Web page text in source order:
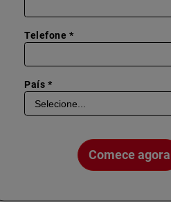
Telefone *
País *
Comece agora